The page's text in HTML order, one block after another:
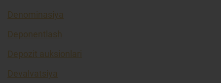
Denominasiya
Deponentlash
Depozit auksionlari
Devalvatsiya